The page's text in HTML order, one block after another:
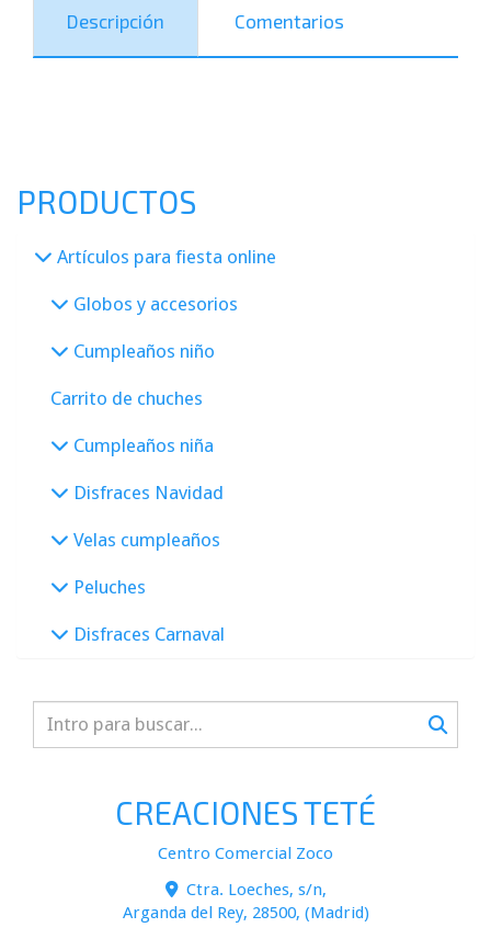
Descripción Comentarios
PRODUCTOS
Artículos para fiesta online
Globos y accesorios
Cumpleaños niño
Carrito de chuches
Cumpleaños niña
Disfraces Navidad
Velas cumpleaños
Peluches
Disfraces Carnaval
CREACIONES TETÉ
Centro Comercial Zoco
Ctra. Loeches, s/n,
Arganda del Rey, 28500, (Madrid)